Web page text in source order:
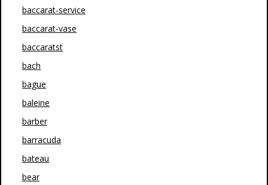
baccarat-service
baccarat-vase
baccaratst
bach
bague
baleine
barber
barracuda
bateau
bear